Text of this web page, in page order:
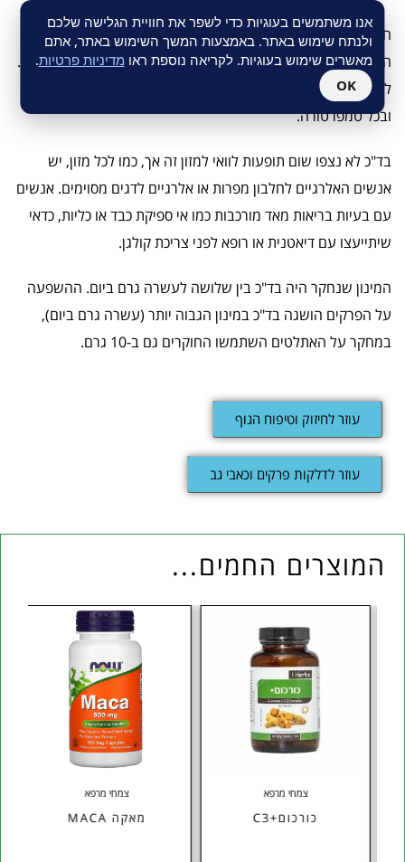
חלבון הקולגן הארוך מפורק על ידי אנזימים בתהליך שנקרא
הידרוליזה, לחומצות אמינו בודדות או צברים של 2-3 חומצות אמינו.
לקולגן הידרוליזט אין טעם ואין ריח והוא יכול להיות מומס בכל נוזל
ובכל טמפרטורה.
בד"כ לא נצפו שום תופעות לוואי למזון זה אך, כמו לכל מזון, יש
אנשים האלרגיים לחלבון מפרות או אלרגיים לדגים מסוימים. אנשים
עם בעיות בריאות מאד מורכבות כמו אי ספיקת כבד או כליות, כדאי
שיתייעצו עם דיאטנית או רופא לפני צריכת קולגן.
המינון שנחקר היה בד"כ בין שלושה לעשרה גרם ביום. ההשפעה
על הפרקים הושגה בד"כ במינון הגבוה יותר (עשרה גרם ביום),
במחקר על האתלטים השתמשו החוקרים גם ב-10 גרם.
עוזר לחיזוק וטיפוח הגוף
עוזר לדלקות פרקים וכאבי גב
המוצרים החמים...
צמחי מרפא
כורכום+C3
צמחי מרפא
מאקה MACA
אנו משתמשים בעוגיות כדי לשפר את חוויית הגלישה שלכם
ולנתח שימוש באתר. באמצעות המשך השימוש באתר, אתם
מאשרים שימוש בעוגיות. לקריאה נוספת ראו מדיניות פרטיות.
OK